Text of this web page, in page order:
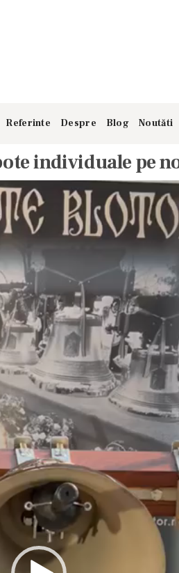
Referinte Despre Blog Noutăti
individuale pe
GALERIE
DESPRE
BLOG
NOUTĂTI
CONTACT